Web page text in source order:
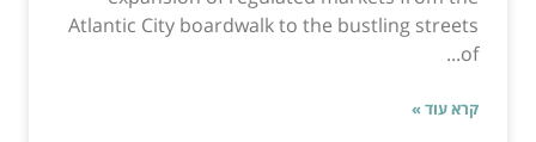
Atlantic City boardwalk to the bustling streets
of...
קרא עוד »